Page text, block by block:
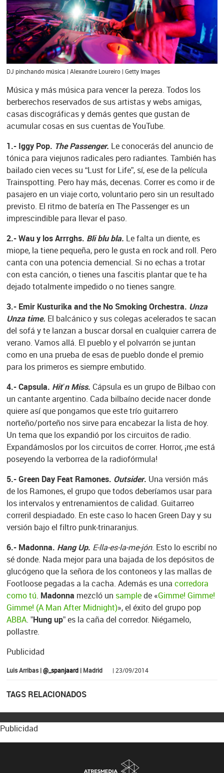
DJ pinchando música | Alexandre Loureiro | Getty Images
Música y más música para vencer la pereza. Todos los
berberechos reservados de sus artistas y webs amigas,
casas discográficas y demás gentes que gustan de
acumular cosas en sus cuentas de YouTube.
1.- Iggy Pop. The Passenger. Le conocerás del anuncio de
tónica para viejunos radicales pero radiantes. También has
bailado cien veces su “Lust for Life”, sí, ese de la película
Trainspotting. Pero hay más, decenas. Correr es como ir de
pasajero en un viaje corto, voluntario pero sin un resultado
previsto. El ritmo de batería en The Passenger es un
imprescindible para llevar el paso.
2.- Wau y los Arrrghs. Bli blu bla. Le falta un diente, es
miope, la tiene pequeña, pero le gusta en rock and roll. Pero
canta con una potencia demencial. Si no echas a trotar
con esta canción, o tienes una fascitis plantar que te ha
dejado totalmente impedido o no tienes sangre.
3.- Emir Kusturika and the No Smoking Orchestra. Unza
Unza time. El balcánico y sus colegas acelerados te sacan
del sofá y te lanzan a buscar dorsal en cualquier carrera de
verano. Vamos allá. El pueblo y el polvarrón se juntan
como en una prueba de esas de pueblo donde el premio
para los primeros es siempre embutido.
4.- Capsula. Hit’n Miss. Cápsula es un grupo de Bilbao con
un cantante argentino. Cada bilbaíno decide nacer donde
quiere así que pongamos que este trío guitarrero
norteño/porteño nos sirve para encabezar la lista de hoy.
Un tema que los expandió por los circuitos de radio.
Expandámoslos por los circuitos de correr. Horror, ¡me está
poseyendo la verborrea de la radiofórmula!
5.- Green Day Feat Ramones. Outsider. Una versión más
de los Ramones, el grupo que todos deberíamos usar para
los intervalos y entrenamientos de calidad. Guitarreo
correril despiadado. En este caso lo hacen Green Day y su
versión bajo el filtro punk-trinaranjus.
6.- Madonna. Hang Up. E-lla-es-la-me-jón. Esto lo escribí no
sé donde. Nada mejor para una bajada de los depósitos de
glucógeno que la señora de los contoneos y las mallas de
Footloose pegadas a la cacha. Además es una corredora
como tú. Madonna mezcló un samplede «Gimme! Gimme!
Gimme! (A Man After Midnight)», el éxito del grupo pop
ABBA. ”Hung up” es la caña del corredor. Niégamelo,
pollastre.
Publicidad
Luis Arribas |@_spanjaard| Madrid | 23/09/2014
TAGS RELACIONADOS
Publicidad